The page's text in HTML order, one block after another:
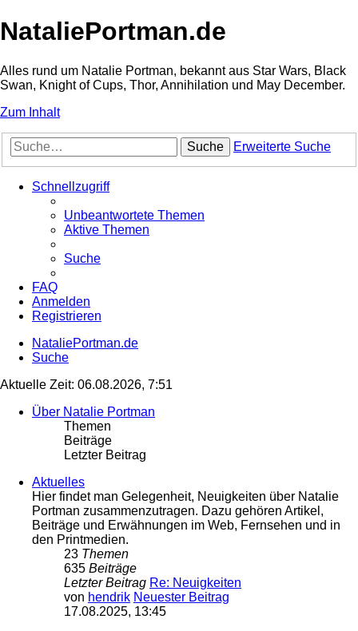
NataliePortman.de
Alles rund um Natalie Portman, bekannt aus Star Wars, Black
Swan, Knight of Cups, Thor, Annihilation und May December.
Zum Inhalt
Suche Erweiterte Suche
Schnellzugriff
Unbeantwortete Themen
Aktive Themen
Suche
FAQ
Anmelden
Registrieren
NataliePortman.de
Suche
Aktuelle Zeit: 06.08.2026, 7:51
Über Natalie Portman
Themen
Beiträge
Letzter Beitrag
Aktuelles
Hier findet man Gelegenheit, Neuigkeiten über Natalie
Portman zusammenzutragen. Dazu gehören Artikel,
Beiträge und Erwähnungen im Web, Fernsehen und in
den Printmedien.
23 Themen
635 Beiträge
Letzter Beitrag Re: Neuigkeiten
von hendrik Neuester Beitrag
17.08.2025, 13:45